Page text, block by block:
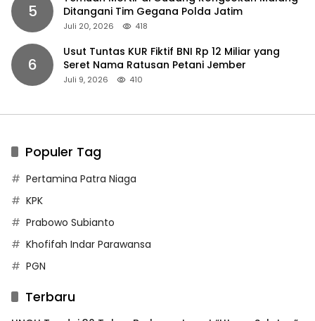
5
Ditangani Tim Gegana Polda Jatim
Juli 20, 2026 418
6
Usut Tuntas KUR Fiktif BNI Rp 12 Miliar yang
Seret Nama Ratusan Petani Jember
Juli 9, 2026 410
Populer Tag
Pertamina Patra Niaga
KPK
Prabowo Subianto
Khofifah Indar Parawansa
PGN
Terbaru